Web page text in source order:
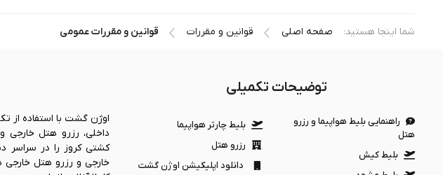
شما اینجا هستید: صفحه اصلی قوانین و مقررات قوانین و مقررات عمومی
توضیحات تکمیلی
راهنمایی بلیط هواپیما و رزرو
هتل
بلیط کیش
بلیط چارتر هواپیما
رزرو هتل
دانلود اپلیکیشن اوژن گشت
اوژن گشت با استفاده از
داخلی، رزرو هتل خارجی
کشتی کروز را در سراسر
خارجی و رزرو هتل